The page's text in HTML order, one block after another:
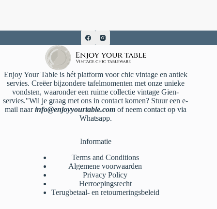
Enjoy Your Table is hét platform voor chic vintage en antiek
servies. Creëer bijzondere tafelmomenten met onze unieke
vondsten, waaronder een ruime collectie vintage Gien-
servies."Wil je graag met ons in contact komen? Stuur een e-
mail naarinfo@enjoyyourtable.comof neem contact op via
Whatsapp.
Informatie
Terms and Conditions
Algemene voorwaarden
Privacy Policy
Herroepingsrecht
Terugbetaal- en retourneringsbeleid